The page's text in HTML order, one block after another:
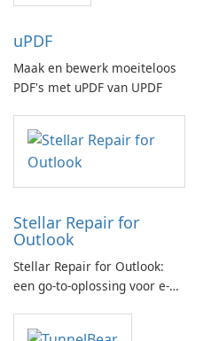
uPDF
Maak en bewerk moeiteloos
PDF's met uPDF van UPDF
Stellar Repair for
Outlook
Stellar Repair for Outlook:
een go-to-oplossing voor e-